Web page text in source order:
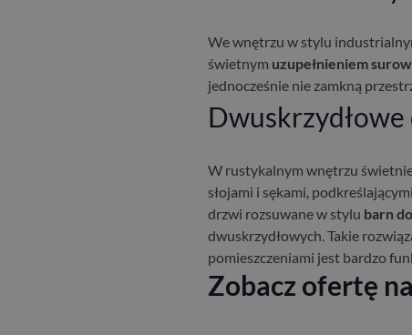
We wnętrzu w stylu
świetnym uzupełnieniem
jednocześnie nie zamkną
W rustykalnym wnętrzu
słojami i sękami,
drzwi rozsuwane w stylu barn
dwuskrzydłowych. Takie
pomieszczeniami jest bardzo
Zobacz ofertę